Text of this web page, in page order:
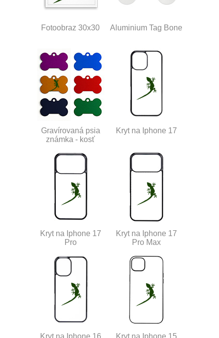
Fotoobraz 30x30 Aluminium Tag Bone
Gravírovaná psia
známka - kosť
Kryt na Iphone 17
Kryt na Iphone 17
Pro
Kryt na Iphone 17
Pro Max
Kryt na Iphone 16 Kryt na Iphone 15